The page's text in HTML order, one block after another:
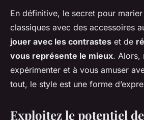
En définitive, le secret pour
classiques avec des accessoires
jouer avec les contrastes et de
vous représente le mieux. Alors,
expérimenter et à vous amuser
tout, le style est une forme
Exploitez le potentiel